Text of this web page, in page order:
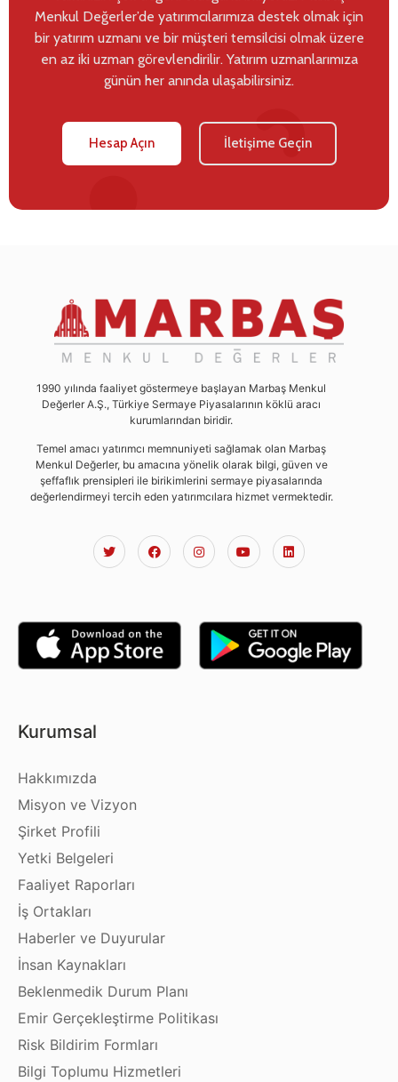
Menkul Değerler’de yatırımcılarımıza destek olmak için
bir yatırım uzmanı ve bir müşteri temsilcisi olmak üzere
en az iki uzman görevlendirilir. Yatırım uzmanlarımıza
günün her anında ulaşabilirsiniz.
Hesap Açın İletişime Geçin
1990 yılında faaliyet göstermeye başlayan Marbaş Menkul
Değerler A.Ş., Türkiye Sermaye Piyasalarının köklü aracı
kurumlarından biridir.
Temel amacı yatırımcı memnuniyeti sağlamak olan Marbaş
Menkul Değerler, bu amacına yönelik olarak bilgi, güven ve
şeffaflık prensipleri ile birikimlerini sermaye piyasalarında
değerlendirmeyi tercih eden yatırımcılara hizmet vermektedir.
Kurumsal
Hakkımızda
Misyon ve Vizyon
Şirket Profili
Yetki Belgeleri
Faaliyet Raporları
İş Ortakları
Haberler ve Duyurular
İnsan Kaynakları
Beklenmedik Durum Planı
Emir Gerçekleştirme Politikası
Risk Bildirim Formları
Bilgi Toplumu Hizmetleri